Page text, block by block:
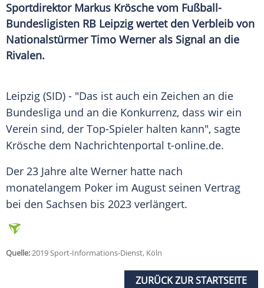
Sportdirektor Markus Krösche vom Fußball-
Bundesligisten RB Leipzig wertet den Verbleib von
Nationalstürmer Timo Werner als Signal an die
Rivalen.
Leipzig (SID) - "Das ist auch ein Zeichen an die
Bundesliga und an die Konkurrenz, dass wir ein
Verein sind, der Top-Spieler halten kann", sagte
Krösche dem Nachrichtenportal t-online.de.
Der 23 Jahre alte Werner hatte nach
monatelangem Poker im August seinen Vertrag
bei den Sachsen bis 2023 verlängert.
Quelle:2019 Sport-Informations-Dienst, Köln
ZURÜCK ZUR STARTSEITE